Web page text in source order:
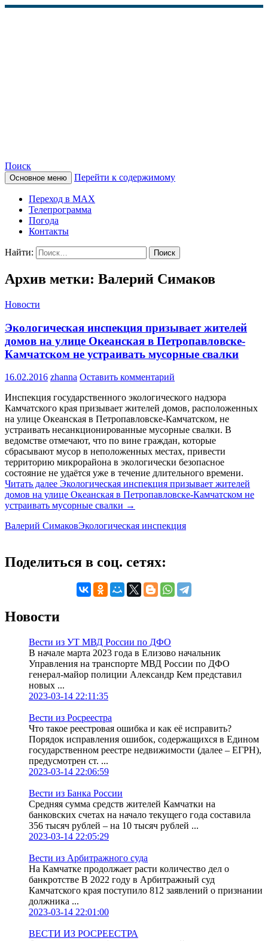
КАМЧАТСКОЕ
ИНФОРМАЦИОННОЕ
АГЕНТСТВО (КИА
«ВЕСТИ»)
Поиск
Основное меню Перейти к содержимому
Переход в MAX
Телепрограмма
Погода
Контакты
Найти:
Архив метки: Валерий Симаков
Новости
Экологическая инспекция призывает жителей
домов на улице Океанская в Петропавловске-
Камчатском не устраивать мусорные свалки
16.02.2016 zhanna Оставить комментарий
Инспекция государственного экологического надзора
Камчатского края призывает жителей домов, расположенных
на улице Океанская в Петропавловске-Камчатском, не
устраивать несанкционированные мусорные свалки. В
ведомстве отмечают, что по вине граждан, которые
сбрасывают мусор в неположенных местах, привести
территорию микрорайона в экологически безопасное
состояние не удаётся уже в течение длительного времени.
Читать далее Экологическая инспекция призывает жителей
домов на улице Океанская в Петропавловске-Камчатском не
устраивать мусорные свалки →
Валерий СимаковЭкологическая инспекция
Поделиться в соц. сетях:
Новости
Вести из УТ МВД России по ДФО
В начале марта 2023 года в Елизово начальник
Управления на транспорте МВД России по ДФО
генерал-майор полиции Александр Кем представил
новых ...
2023-03-14 22:11:35
Вести из Росреестра
Что такое реестровая ошибка и как её исправить?
Порядок исправления ошибок, содержащихся в Едином
государственном реестре недвижимости (далее – ЕГРН),
предусмотрен ст. ...
2023-03-14 22:06:59
Вести из Банка России
Средняя сумма средств жителей Камчатки на
банковских счетах на начало текущего года составила
356 тысяч рублей – на 10 тысяч рублей ...
2023-03-14 22:05:29
Вести из Арбитражного суда
На Камчатке продолжает расти количество дел о
банкротстве В 2022 году в Арбитражный суд
Камчатского края поступило 812 заявлений о признании
должника ...
2023-03-14 22:01:00
ВЕСТИ ИЗ РОСРЕЕСТРА